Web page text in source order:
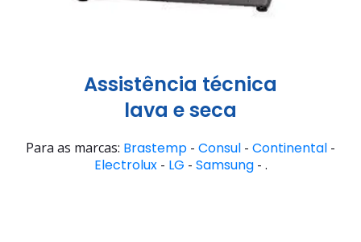
Assistência técnica
lava e seca
Para as marcas: Brastemp - Consul - Continental -
Electrolux- LG - Samsung- .